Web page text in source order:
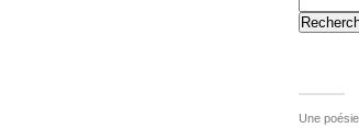
Une